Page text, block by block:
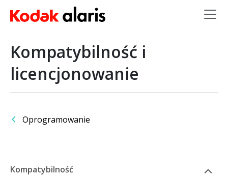
Kompatybilność i
licencjonowanie
Oprogramowanie
Kompatybilność